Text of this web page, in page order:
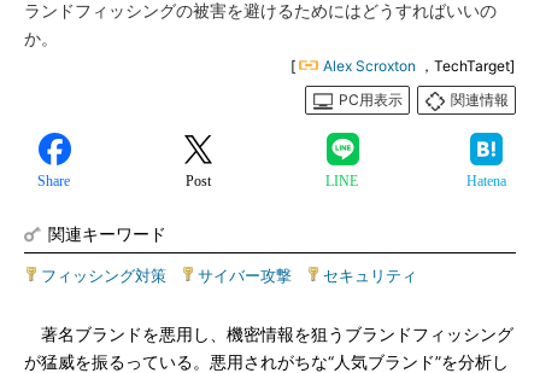
ランドフィッシングの被害を避けるためにはどうすればいいの
か。
[ Alex Scroxton ，TechTarget]
PC用表示
関連情報
Share Post LINE Hatena
関連キーワード
フィッシング対策 サイバー攻撃 セキュリティ
著名ブランドを悪用し、機密情報を狙うブランドフィッシング
が猛威を振るっている。悪用されがちな“人気ブランド”を分析し